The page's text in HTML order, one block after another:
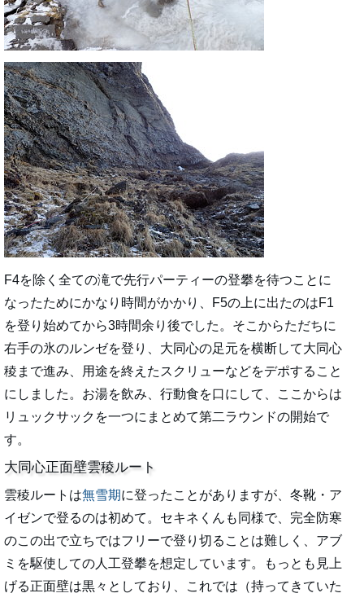
F4を除く全ての滝で先行パーティーの登攀を待つことに
なったためにかなり時間がかかり、F5の上に出たのはF1
を登り始めてから3時間余り後でした。そこからただちに
右手の氷のルンゼを登り、大同心の足元を横断して大同心
稜まで進み、用途を終えたスクリューなどをデポすること
にしました。お湯を飲み、行動食を口にして、ここからは
リュックサックを一つにまとめて第二ラウンドの開始で
す。
大同心正面壁雲稜ルート
雲稜ルートは無雪期に登ったことがありますが、冬靴・ア
イゼンで登るのは初めて。セキネくんも同様で、完全防寒
のこの出で立ちではフリーで登り切ることは難しく、アブ
ミを駆使しての人工登攀を想定しています。もっとも見上
げる正面壁は黒々としており、これでは（持ってきていた